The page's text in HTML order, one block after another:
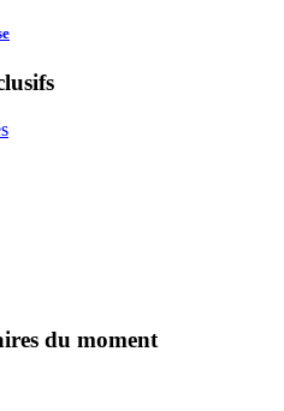
du moment